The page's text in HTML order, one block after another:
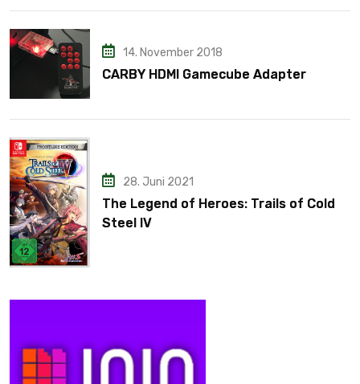
14. November 2018
CARBY HDMI Gamecube Adapter
28. Juni 2021
The Legend of Heroes: Trails of Cold
Steel IV